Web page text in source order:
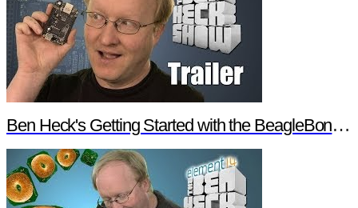
Ben Heck's Getting Started with the BeagleBone Black Trailer